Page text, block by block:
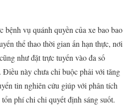
vụ quánh quyền của xe bao bao
thể thao thời gian ấn hạn thực, nơi
như đặt trực tuyến vào đa số
Điều này chưa chỉ buộc phải với tăng
tin nghiên cứu giúp với phân tích
phí chi chi quyết định sáng suốt.